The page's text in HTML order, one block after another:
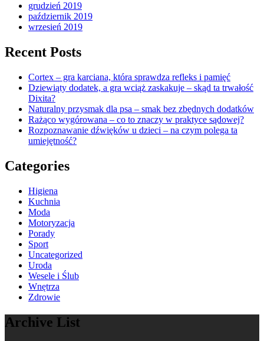
grudzień 2019
październik 2019
wrzesień 2019
Recent Posts
Cortex – gra karciana, która sprawdza refleks i pamięć
Dziewiąty dodatek, a gra wciąż zaskakuje – skąd ta trwałość
Dixita?
Naturalny przysmak dla psa – smak bez zbędnych dodatków
Rażąco wygórowana – co to znaczy w praktyce sądowej?
Rozpoznawanie dźwięków u dzieci – na czym polega ta
umiejętność?
Categories
Higiena
Kuchnia
Moda
Motoryzacja
Porady
Sport
Uncategorized
Uroda
Wesele i Ślub
Wnętrza
Zdrowie
Archive List